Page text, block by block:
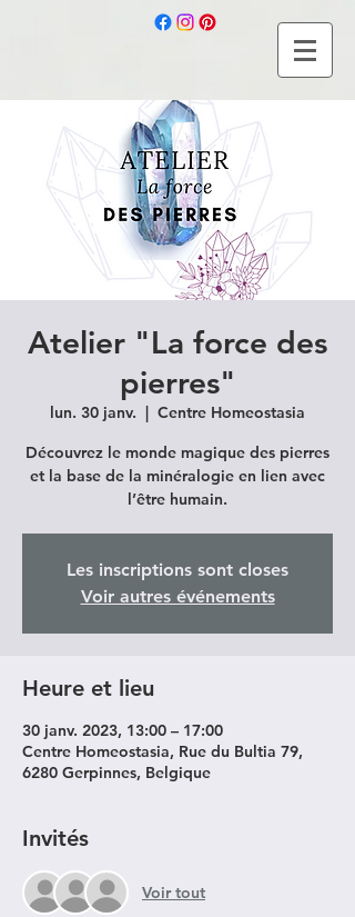
Atelier "La force des
pierres"
lun. 30 janv.
  |
Centre Homeostasia
Découvrez le monde magique des pierres
et la base de la minéralogie en lien avec
l’être humain.
Les inscriptions sont closes
Voir autres événements
Heure et lieu
30 janv. 2023, 13:00 – 17:00
Centre Homeostasia, Rue du Bultia 79,
6280 Gerpinnes, Belgique
Invités
Voir tout